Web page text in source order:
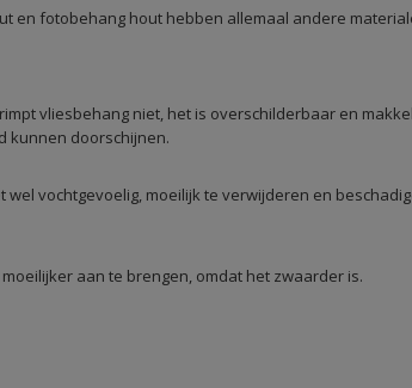
en fotobehang hout hebben allemaal andere
vliesbehang niet, het is overschilderbaar en
kunnen doorschijnen.
vochtgevoelig, moeilijk te verwijderen en
aan te brengen, omdat het zwaarder is.